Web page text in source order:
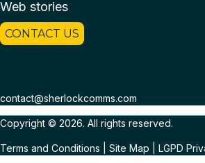
Web stories
CONTACT US
contact@sherlockcomms.com
Copyright © 2026. All rights reserved.
Terms and Conditions Site Map LGPD